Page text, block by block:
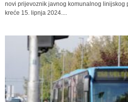
novi prijevoznik javnog komunalnog linijskog
kreće 15. lipnja 2024....